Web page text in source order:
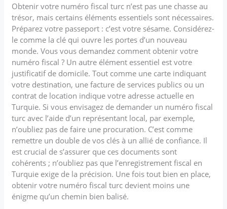
Obtenir votre numéro fiscal turc n’est pas une chasse au
trésor, mais certains éléments essentiels sont nécessaires.
Préparez votre passeport : c’est votre sésame. Considérez-
le comme la clé qui ouvre les portes d’un nouveau
monde. Vous vous demandez comment obtenir votre
numéro fiscal ? Un autre élément essentiel est votre
justificatif de domicile. Tout comme une carte indiquant
votre destination, une facture de services publics ou un
contrat de location indique votre adresse actuelle en
Turquie. Si vous envisagez de demander un numéro fiscal
turc avec l’aide d’un représentant local, par exemple,
n’oubliez pas de faire une procuration. C’est comme
remettre un double de vos clés à un allié de confiance. Il
est crucial de s’assurer que ces documents sont
cohérents ; n’oubliez pas que l’enregistrement fiscal en
Turquie exige de la précision. Une fois tout bien en place,
obtenir votre numéro fiscal turc devient moins une
énigme qu’un chemin bien balisé.